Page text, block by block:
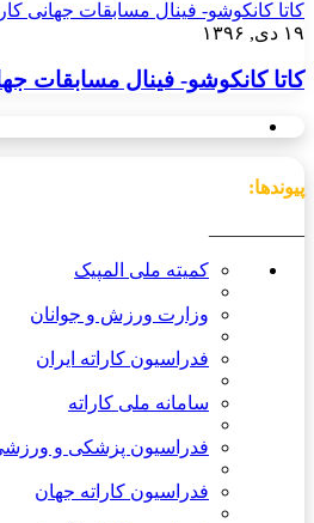
کاتا کانکوشو- فینال مسابقات جهانی کاراته
۱۹ دی, ۱۳۹۶
کاتا کانکوشو- فینال مسابقات جهانی
پیوندها:
کمیته ملی المپیک
وزارت ورزش و جوانان
فدراسیون کاراته ایران
سامانه ملی کاراته
فدراسیون پزشکی و
فدراسیون کاراته جهان